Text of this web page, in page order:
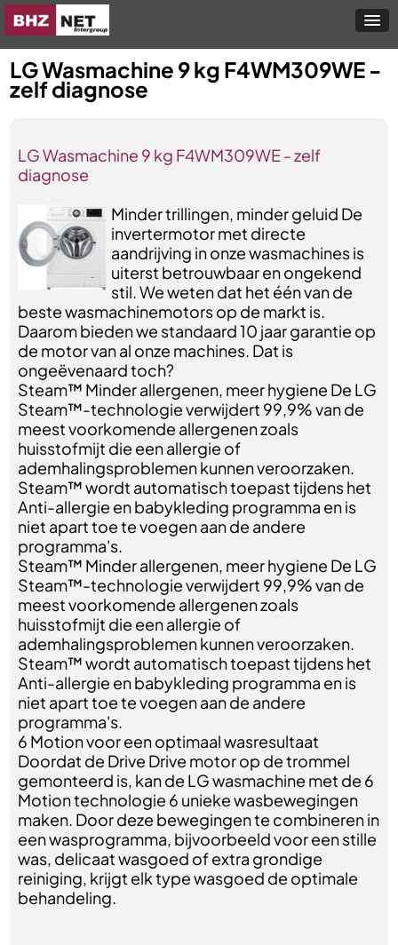
LG Wasmachine 9 kg F4WM309WE -
zelf diagnose
LG Wasmachine 9 kg F4WM309WE - zelf
diagnose
Minder trillingen, minder geluid De
invertermotor met directe
aandrijving in onze wasmachines is
uiterst betrouwbaar en ongekend
stil. We weten dat het één van de
beste wasmachinemotors op de markt is.
Daarom bieden we standaard 10 jaar garantie op
de motor van al onze machines. Dat is
ongeëvenaard toch?
Steam™ Minder allergenen, meer hygiene De LG
Steam™-technologie verwijdert 99,9% van de
meest voorkomende allergenen zoals
huisstofmijt die een allergie of
ademhalingsproblemen kunnen veroorzaken.
Steam™ wordt automatisch toepast tijdens het
Anti-allergie en babykleding programma en is
niet apart toe te voegen aan de andere
programma's.
Steam™ Minder allergenen, meer hygiene De LG
Steam™-technologie verwijdert 99,9% van de
meest voorkomende allergenen zoals
huisstofmijt die een allergie of
ademhalingsproblemen kunnen veroorzaken.
Steam™ wordt automatisch toepast tijdens het
Anti-allergie en babykleding programma en is
niet apart toe te voegen aan de andere
programma's.
6 Motion voor een optimaal wasresultaat
Doordat de Drive Drive motor op de trommel
gemonteerd is, kan de LG wasmachine met de 6
Motion technologie 6 unieke wasbewegingen
maken. Door deze bewegingen te combineren in
een wasprogramma, bijvoorbeeld voor een stille
was, delicaat wasgoed of extra grondige
reiniging, krijgt elk type wasgoed de optimale
behandeling.